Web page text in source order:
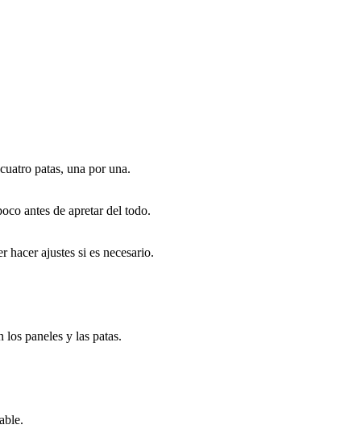
patas, una por una.
antes de apretar del todo.
hacer ajustes si es necesario.
paneles y las patas.